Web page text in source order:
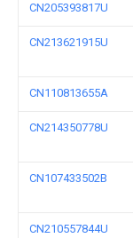
CN205393817U
CN213621915U
CN110813655A
CN214350778U
CN107433502B
CN210557844U